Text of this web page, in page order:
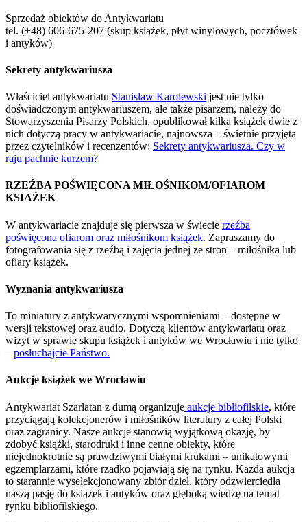
Sprzedaż obiektów do Antykwariatu
tel. (+48) 606-675-207 (skup książek, płyt winylowych, pocztówek
i antyków)
Sekrety antykwariusza
Właściciel antykwariatu Stanisław Karolewski jest nie tylko
doświadczonym antykwariuszem, ale także pisarzem, należy do
Stowarzyszenia Pisarzy Polskich, opublikował kilka książek dwie z
nich dotyczą pracy w antykwariacie, najnowsza – świetnie przyjęta
przez czytelników i recenzentów: Sekrety antykwariusza. Czy w
raju pachnie kurzem?
RZEŹBA POŚWIĘCONA MIŁOŚNIKOM/OFIAROM
KSIAŻEK
W antykwariacie znajduje się pierwsza w świecie rzeźba
poświęcona ofiarom oraz miłośnikom książek. Zapraszamy do
fotografowania się z rzeźbą i zajęcia jednej ze stron – miłośnika lub
ofiary książek.
Wyznania antykwariusza
To miniatury z antykwarycznymi wspomnieniami – dostępne w
wersji tekstowej oraz audio. Dotyczą klientów antykwariatu oraz
wizyt w sprawie skupu książek i antyków we Wrocławiu i nie tylko
– posłuchajcie Państwo.
Aukcje książek we Wrocławiu
Antykwariat Szarlatan z dumą organizuje aukcje bibliofilskie, które
przyciągają kolekcjonerów i miłośników literatury z całej Polski
oraz zagranicy. Nasze aukcje stanowią wyjątkową okazję, by
zdobyć książki, starodruki i inne cenne obiekty, które
niejednokrotnie są prawdziwymi białymi krukami – unikatowymi
egzemplarzami, które rzadko pojawiają się na rynku. Każda aukcja
to starannie wyselekcjonowany zbiór dzieł, który odzwierciedla
naszą pasję do książek i antyków oraz głęboką wiedzę na temat
rynku bibliofilskiego.